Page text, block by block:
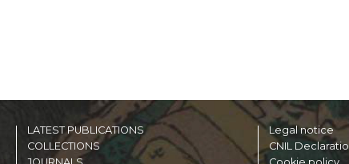
LATEST PUBLICATIONS
COLLECTIONS
Legal notice
CNIL